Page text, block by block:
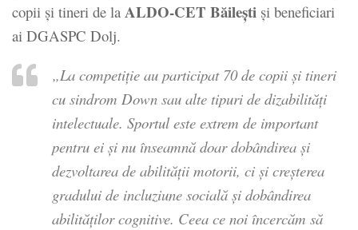
copii şi tineri de la ALDO-CET Băilești și beneficiari
ai DGASPC Dolj.
„La competiţie au participat 70 de copii şi tineri
cu sindrom Down sau alte tipuri de dizabilităţi
intelectuale. Sportul este extrem de important
pentru ei şi nu înseamnă doar dobândirea şi
dezvoltarea de abilităţii motorii, ci şi creşterea
gradului de incluziune socială şi dobândirea
abilităţilor cognitive. Ceea ce noi încercăm să